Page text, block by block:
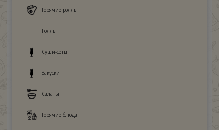
Горячие роллы
Роллы
Суши-сеты
Закуски
Салаты
Горячие блюда